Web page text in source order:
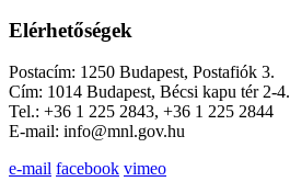
Elérhetőségek
Postacím: 1250 Budapest, Postafiók 3.
Cím: 1014 Budapest, Bécsi kapu tér 2-4.
Tel.: +36 1 225 2843, +36 1 225 2844
E-mail: info@mnl.gov.hu
e-mail facebook vimeo